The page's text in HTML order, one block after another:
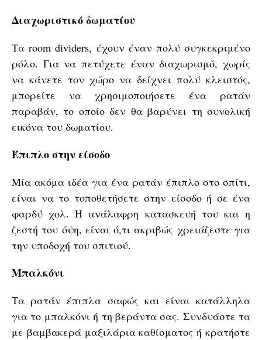
Διαχωριστικό δωματίου
Τα room dividers, έχουν έναν πολύ συγκεκριμένο
ρόλο. Για να πετύχετε έναν διαχωρισμό, χωρίς
να κάνετε τον χώρο να δείχνει πολύ κλειστός,
μπορείτε να χρησιμοποιήσετε ένα ρατάν
παραβάν, το οποίο δεν θα βαρύνει τη συνολική
εικόνα του δωματίου.
Έπιπλο στην είσοδο
Μία ακόμα ιδέα για ένα ρατάν έπιπλο στο σπίτι,
είναι να το τοποθετήσετε στην είσοδο ή σε ένα
φαρδύ χολ. Η ανάλαφρη κατασκευή του και η
ζεστή του όψη, είναι ό,τι ακριβώς χρειάζεστε για
την υποδοχή του σπιτιού.
Μπαλκόνι
Τα ρατάν έπιπλα σαφώς και είναι κατάλληλα
για το μπαλκόνι ή τη βεράντα σας. Συνδυάστε τα
με βαμβακερά μαξιλάρια καθίσματος ή κρατήστε